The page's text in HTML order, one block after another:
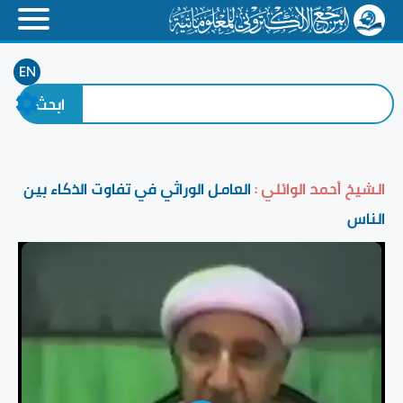
EN
الشيخ أحمد الوائلي :العامل الوراثي في تفاوت الذكاء بين
الناس